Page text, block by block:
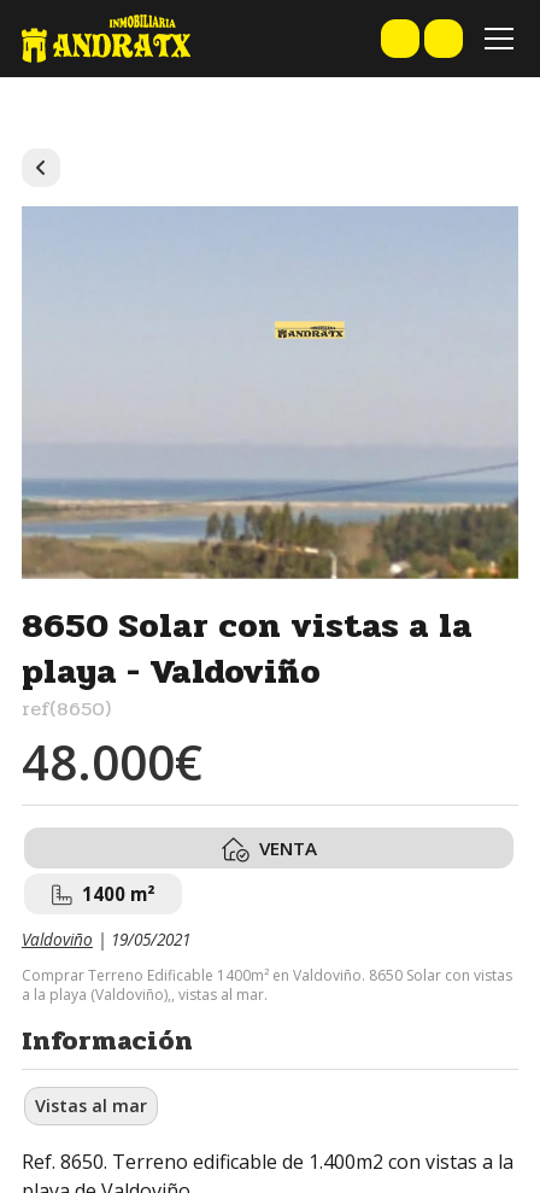
8650 Solar con vistas a la
playa - Valdoviño
ref(8650)
48.000€
VENTA
1400 m²
Valdoviño | 19/05/2021
Comprar Terreno Edificable 1400m² en Valdoviño. 8650 Solar con vistas
a la playa (Valdoviño),, vistas al mar.
Información
Vistas al mar
Ref. 8650. Terreno edificable de 1.400m2 con vistas a la